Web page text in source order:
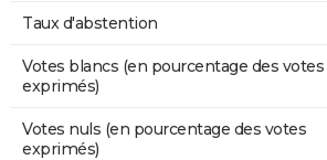
Taux d'abstention
Votes blancs (en pourcentage des votes
exprimés)
Votes nuls (en pourcentage des votes
exprimés)